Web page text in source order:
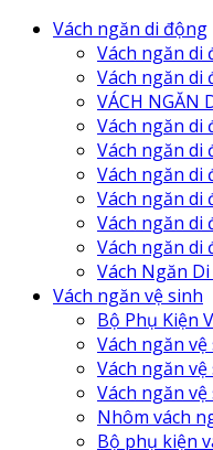
Vách ngăn di động
Vách ngăn di
Vách ngăn di
VÁCH NGĂN
Vách ngăn di
Vách ngăn di
Vách ngăn di
Vách ngăn di
Vách ngăn di
Vách ngăn di
Vách Ngăn
Vách ngăn vệ sinh
Bộ Phụ Kiện
Vách ngăn
Vách ngăn vệ
Vách ngăn
Nhôm vách
Bộ phụ kiện